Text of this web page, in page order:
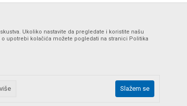
da su sve informacije kompletne i bez grešaka. Svi
možete proveriti pozivom na broj podrške web shopa na tel.
Ukoliko nastavite da pregledate i koristite našu
upotrebi kolačića možete pogledati na stranici Politika
Slažem se